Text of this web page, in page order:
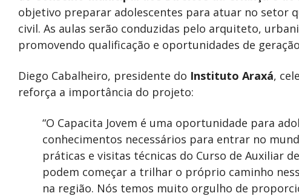
objetivo preparar adolescentes para atuar no setor
civil. As aulas serão conduzidas pelo arquiteto,
promovendo qualificação e oportunidades de
Diego Cabalheiro, presidente do Instituto Araxá,
reforça a importância do projeto:
“O Capacita Jovem é uma oportunidade para
conhecimentos necessários para entrar no
práticas e visitas técnicas do Curso de Auxiliar
podem começar a trilhar o próprio caminho
na região. Nós temos muito orgulho de